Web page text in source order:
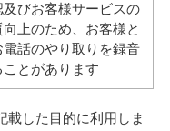
及びお客様サービスの
向上のため、お客様と
電話のやり取りを録音
ことがあります
した目的に利用しま